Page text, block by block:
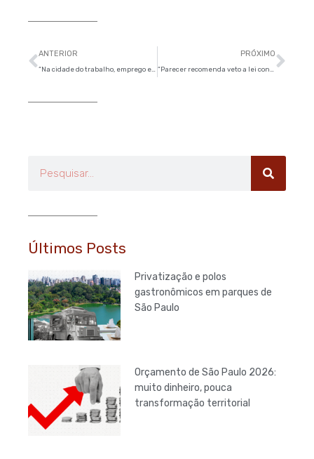
Anterior
ANTERIOR
“Na cidade do trabalho, emprego está longe das pessoas” – Valor Econômico
PRÓXIMO
“Parecer recomenda veto a lei contra publicidade infantil” – Folha de S.Paulo
Últimos Posts
Privatização e polos
gastronômicos em parques de
São Paulo
Orçamento de São Paulo 2026:
muito dinheiro, pouca
transformação territorial